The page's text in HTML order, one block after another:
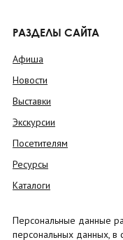
РАЗДЕЛЫ САЙТА
Афиша
Новости
Выставки
Экскурсии
Посетителям
Ресурсы
Каталоги
Персональные данные
персональных данных, в